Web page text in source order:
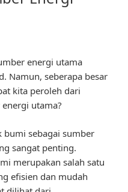
energi utama
Namun, seberapa besar
kita peroleh dari
utama?
sebagai sumber
sangat penting.
merupakan salah satu
efisien dan mudah